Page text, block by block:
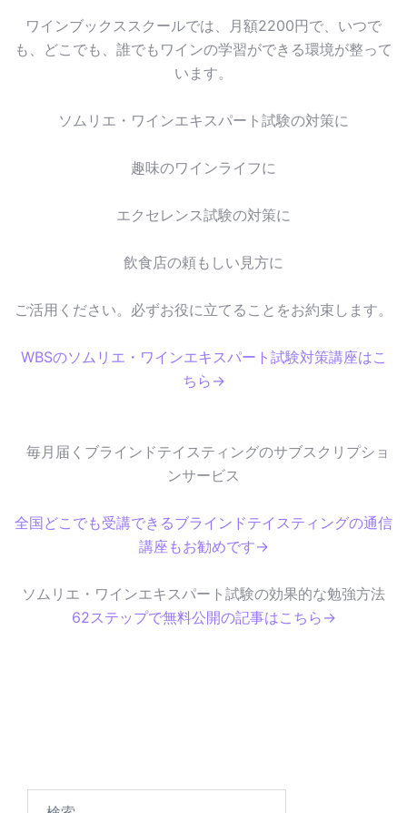
ワインブックススクールでは、月額2200円で、いつで
も、どこでも、誰でもワインの学習ができる環境が整って
います。
ソムリエ・ワインエキスパート試験の対策に
趣味のワインライフに
エクセレンス試験の対策に
飲食店の頼もしい見方に
ご活用ください。必ずお役に立てることをお約束します。
WBSのソムリエ・ワインエキスパート試験対策講座はこ
ちら→
毎月届くブラインドテイスティングのサブスクリプショ
ンサービス
全国どこでも受講できるブラインドテイスティングの通信
講座もお勧めです→
ソムリエ・ワインエキスパート試験の効果的な勉強方法
62ステップで無料公開の記事はこちら→